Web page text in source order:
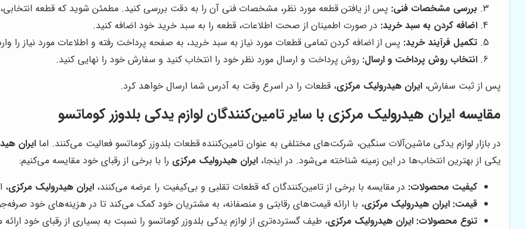
بررسی مشخصات فنی: پس از یافتن قطعه مورد نظر، مشخصات فنی آن را به دقت بررسی کنید. مطمئن شوید که قطعه
اضافه کردن به سبد خرید: در صورت اطمینان از صحت اطلاعات، قطعه را به سبد خرید خود اضافه کنید.
تکمیل فرآیند خرید: پس از اضافه کردن تمامی قطعات مورد نیاز به سبد خرید، به صفحه پرداخت رفته و اطلاعات مورد نیاز را
انتخاب روش پرداخت و ارسال: روش پرداخت و ارسال مورد نظر خود را انتخاب کنید و سفارش خود را نهایی کنید.
پس از ثبت سفارش، ایران هیدرولیک مرکزی، قطعات را در اسرع وقت به آدرس شما ارسال خواهد کرد.
مقایسه ایران هیدرولیک مرکزی با سایر تامین‌کنندگان لوازم یدکی بلدوزر کوماتسو
در بازار لوازم یدکی ماشین‌آلات سنگین، شرکت‌های مختلفی به عنوان تامین‌کننده قطعات بلدوزر کوماتسو فعالیت می‌کنند. اما ایران
یکی از بهترین انتخاب‌ها در این زمینه شناخته می‌شود. در اینجا، ایران هیدرولیک مرکزی را با برخی از رقبای خود مقایسه می‌کنیم:
کیفیت محصولات: در مقایسه با برخی از تامین‌کنندگان که قطعات تقلبی و بی‌کیفیت را عرضه می‌کنند، ایران هیدرولیک مرکزی،
قیمت: ایران هیدرولیک مرکزی، با ارائه قیمت‌های رقابتی و منصفانه، به مشتریان خود کمک می‌کند تا در هزینه‌های خود
تنوع محصولات: ایران هیدرولیک مرکزی، طیف گسترده‌تری از لوازم یدکی بلدوزر کوماتسو را نسبت به بسیاری از رقبای خود